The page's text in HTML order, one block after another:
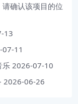
确认该项目的位
13
07-11
乐 2026-07-10
2026-06-26